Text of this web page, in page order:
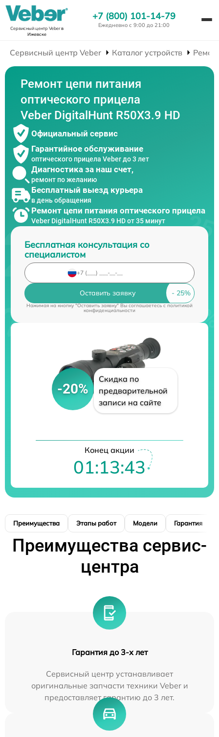
Сервисный центр Veberв
Ижевске
+7 (800) 101-14-79
Ежедневно с 9:00 до 21:00
Сервисный центр Veber Каталог устройств
Ремонт цепи питания
оптического прицела
Veber DigitalHunt R50X3.9 HD
Официальный сервис
Гарантийное обслуживание
оптического прицела Veber до 3 лет
Диагностика за наш счет,
ремонт по желанию
Бесплатный выезд курьера
в день обращения
Ремонт цепи питания оптического прицела
Veber DigitalHunt R50X3.9 HD от 35 минут
Бесплатная консультация со
специалистом
Оставить заявку
Нажимая на кнопку "Оставить заявку" Вы соглашаетесь cполитикой
конфиденциальности
-20%
Скидка по
предварительной
записи на сайте
Конец акции
01:13:42
Преимущества Этапы работ Модели Гарантия
Преимущества сервис-
центра
Гарантия до 3-х лет
Сервисный центр устанавливает
оригинальные запчасти техники Veber и
предоставляет гарантию до 3 лет.